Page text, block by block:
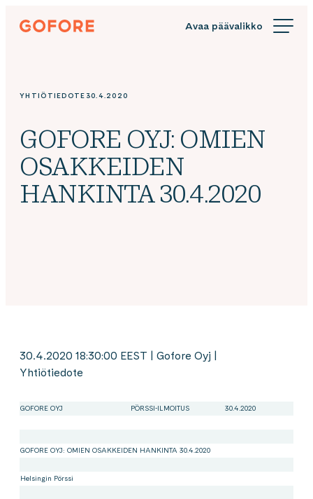
Siirry
suoraan
Gofore
knowledge
YHTIÖTIEDOTE 30.4.2020
GOFORE OYJ: OMIEN
OSAKKEIDEN
HANKINTA 30.4.2020
30.4.2020 18:30:00 EEST | Gofore Oyj |
Yhtiötiedote
GOFORE OYJ PÖRSSI-ILMOITUS 30.4.2020
GOFORE OYJ: OMIEN OSAKKEIDEN HANKINTA 30.4.2020
Helsingin Pörssi